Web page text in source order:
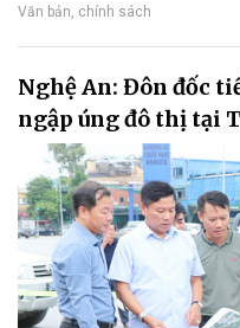
Văn bản, chính sách
Nghệ An: Đôn đốc
ngập úng đô thị tại